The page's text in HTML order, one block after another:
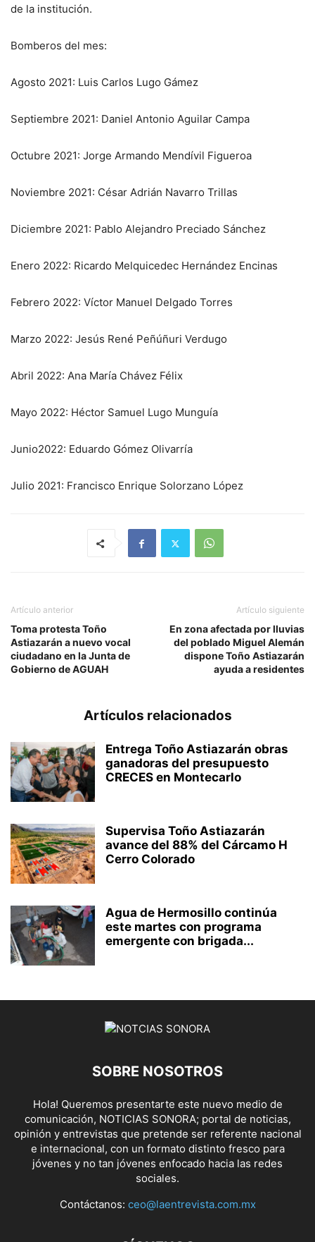
de la institución.
Bomberos del mes:
Agosto 2021: Luis Carlos Lugo Gámez
Septiembre 2021: Daniel Antonio Aguilar Campa
Octubre 2021: Jorge Armando Mendívil Figueroa
Noviembre 2021: César Adrián Navarro Trillas
Diciembre 2021: Pablo Alejandro Preciado Sánchez
Enero 2022: Ricardo Melquicedec Hernández Encinas
Febrero 2022: Víctor Manuel Delgado Torres
Marzo 2022: Jesús René Peñúñuri Verdugo
Abril 2022: Ana María Chávez Félix
Mayo 2022: Héctor Samuel Lugo Munguía
Junio2022: Eduardo Gómez Olivarría
Julio 2021: Francisco Enrique Solorzano López
Artículo anterior
Toma protesta Toño
Astiazarán a nuevo vocal
ciudadano en la Junta de
Gobierno de AGUAH
Artículo siguiente
En zona afectada por lluvias
del poblado Miguel Alemán
dispone Toño Astiazarán
ayuda a residentes
Artículos relacionados
Entrega Toño Astiazarán obras
ganadoras del presupuesto
CRECES en Montecarlo
Supervisa Toño Astiazarán
avance del 88% del Cárcamo H
Cerro Colorado
Agua de Hermosillo continúa
este martes con programa
emergente con brigada...
SOBRE NOSOTROS
Hola! Queremos presentarte este nuevo medio de
comunicación, NOTICIAS SONORA; portal de noticias,
opinión y entrevistas que pretende ser referente nacional
e internacional, con un formato distinto fresco para
jóvenes y no tan jóvenes enfocado hacia las redes
sociales.
Contáctanos: ceo@laentrevista.com.mx